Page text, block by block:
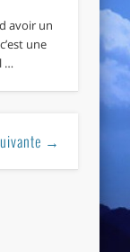
avoir un
une
…
→